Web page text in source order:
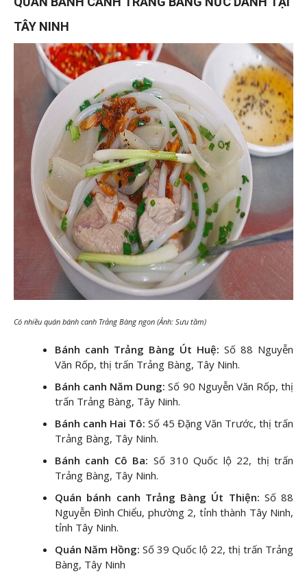
TÂY NINH
Có nhiều quán bánh canh Trảng Bàng ngon (Ảnh: Sưu tầm)
Bánh canh Trảng Bàng Út Huệ: Số 88 Nguyễn
Văn Rốp, thị trấn Trảng Bàng, Tây Ninh.
Bánh canh Năm Dung: Số 90 Nguyễn Văn Rốp, thị
trấn Trảng Bàng, Tây Ninh.
Bánh canh Hai Tô: Số 45 Đặng Văn Trước, thị trấn
Trảng Bàng, Tây Ninh.
Bánh canh Cô Ba: Số 310 Quốc lộ 22, thị trấn
Trảng Bàng, Tây Ninh.
Quán bánh canh Trảng Bàng Út Thiện: Số 88
Nguyễn Đình Chiểu, phường 2, tỉnh thành Tây Ninh,
tỉnh Tây Ninh.
Quán Năm Hồng: Số 39 Quốc lộ 22, thị trấn Trảng
Bàng, Tây Ninh